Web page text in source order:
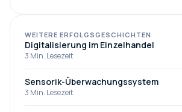
WEITERE ERFOLGSGESCHICHTEN
Digitalisierung im Einzelhandel
3 Min. Lesezeit
Sensorik-Überwachungssystem
3 Min. Lesezeit